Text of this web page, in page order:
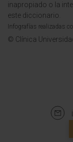
inapropiado o la
este diccionario.
Infografías realizadas
© Clínica